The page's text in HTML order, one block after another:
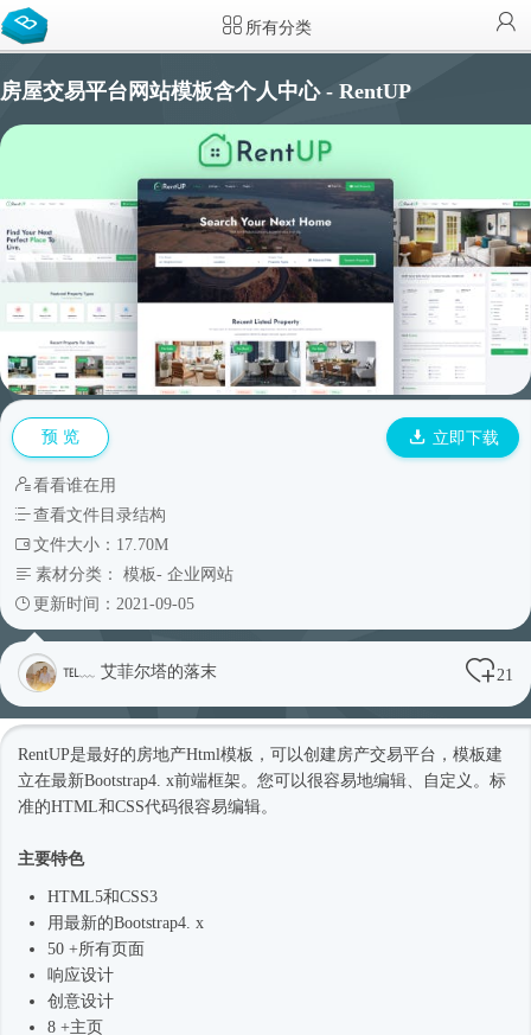
所有分类
房屋交易平台网站模板含个人中心 - RentUP
预 览 立即下载
看看谁在用
查看文件目录结构
文件大小：17.70M
素材分类： 模板- 企业网站
更新时间：2021-09-05
℡﹏ 艾菲尔塔的落末 21
RentUP是最好的房地产Html模板 ，可以创建房产交易平台，模板建
立在最新Bootstrap4 . x前端框架。您可以很容易地编辑、自定义。标
准的HTML和CSS代码很容易编辑。
主要特色
HTML5和CSS3
用最新的Bootstrap4 . x
50 +所有页面
响应设计
创意设计
8 +主页